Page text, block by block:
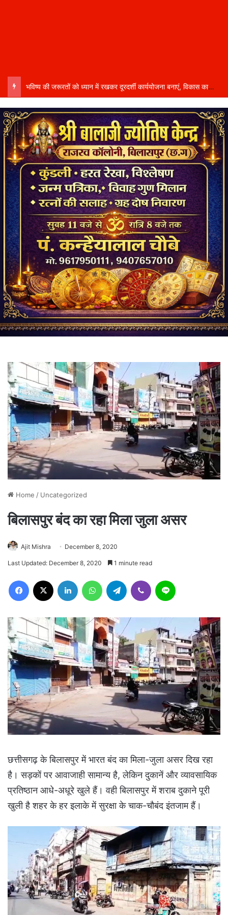
भविष्य की जरूरतों को ध्यान में रखकर दूरदर्शी कार्ययोजना बनाएं, विकास कार्यों में तेजी और गुणवत्ता हो–उप मुख्यमंत्री साव…..
Home / Uncategorized
बिलासपुर बंद का रहा मिला जुला असर
Ajit Mishra December 8, 2020
Last Updated: December 8, 2020 1 minute read
Facebook LinkedIn WhatsAppTelegram Viber
छत्तीसगढ़ के बिलासपुर में भारत बंद का मिला-जुला असर दिख रहा
है। सड़कों पर आवाजाही सामान्य है, लेकिन दुकानें और व्यावसायिक
प्रतिष्ठान आधे-अधूरे खुले हैं। वही बिलासपुर में शराब दुकाने पूरी
खुली है शहर के हर इलाके में सुरक्षा के चाक-चौबंद इंतजाम हैं।